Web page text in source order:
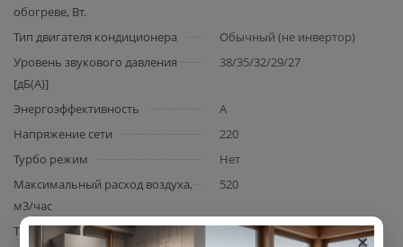
обогреве, Вт.
Тип двигателя кондиционера
Обычный (не инвертор)
Уровень звукового давления
[дБ(А)]
38/35/32/29/27
Энергоэффективность
A
Напряжение сети
220
Турбо режим
Нет
Максимальный расход воздуха,
м3/час
520
Тип используемого
R32 ×